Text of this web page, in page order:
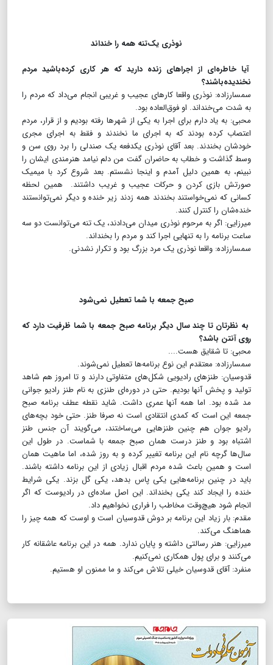
نوذری یک‌تنه همه را خنداند
آیا خاطره‌ای از اجراهای زنده دارید که هر کاری کرده‌باشید مردم
نخندیده‌باشند؟
سمسارزاده: نوذری واقعا کارهای عجیب و غریبی انجام می‌داد که مردم را
به شدت می‌خنداند. او فوق‌العاده بود.
محبی: به یاد دارم برای اجرا به یکی از شهرها رفته بودیم و از قرار، مردم
اعتصاب کرده بودند که به اجرای ما نخندند و فقط به اجرای مجری
خودشان بخندند. بعد آقای نوذری یکدفعه یک صندلی را برد روی سن و
وسط گذاشت و خطاب به حاضران گفت من دلم نیامد هنرمندی ایشان را
نبینم، به همین دلیل آمدم و اینجا نشستم. بعد شروع کرد با میمیک
صورتش بازی کردن و حرکات عجیب و غریب داشتند. همین لحظه
کسانی که نمی‌خواستند بخندند همه زدند زیر خنده و دیگر نمی‌توانستند
خنده‌‌شان را کنترل کنند.
میرزایی: اگر به مرحوم نوذری میدان می‌دادند، یک تنه می‌توانست دو سه
ساعت برنامه را به تنهایی اجرا کند و مردم را بخنداند.
سمسارزاده: واقعا نوذری یک مرد بزرگ بود و تکرار نشدنی.
صبح جمعه با شما تعطیل نمی‌شود
به نظرتان تا چند سال دیگر برنامه صبح جمعه با شما ظرفیت دارد که
روی آنتن باشد؟
محبی: تا شقایق هست....
سمسارزاده: معتقدم این نوع برنامه‌ها تعطیل نمی‌شوند.
قدوسیان: طنزهای رادیویی شکل‌های متفاوتی دارند و تا امروز هم شاهد
تولید و پخش آنها بودیم. حتی در دوره‌ای طنزی به نام طنز رادیو جوانی
مد شده بود. اما همه آنها عمری داشت. شاید نقطه عطف برنامه صبح
جمعه این است که کمدی انتقادی است نه صرفا طنز. حتی خود بچه‌های
رادیو جوان هم چنین طنزهایی می‌ساختند، می‌گویند آن جنس طنز
اشتباه بود و طنز درست همان صبح جمعه با شماست. در طول این
سال‌ها گرچه نام این برنامه تغییر کرده و به روز شده، اما ماهیت همان
است و همین باعث شده مردم اقبال زیادی از این برنامه داشته باشند.
باید در چنین برنامه‌هایی یکی پاس بدهد، یکی گل بزند. یکی شرایط
خنده را ایجاد کند یکی بخنداند. این اصل ساده‌ای در رادیوست که اگر
انجام شود هیچ‌وقت مخاطب را فراری نخواهیم داد.
مقدم: بار زیاد این برنامه بر دوش قدوسیان است و اوست که همه چیز را
هماهنگ می‌کند.
میرزایی: هنر رسالتی داشته و پایان ندارد. همه در این برنامه عاشقانه کار
می‌کنند و برای پول همکاری نمی‌کنیم.
منفرد: آقای قدوسیان خیلی تلاش می‌کند و ما ممنون او هستیم.